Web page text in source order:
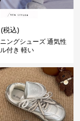
(税込)
ングシューズ 通気性
付き 軽い